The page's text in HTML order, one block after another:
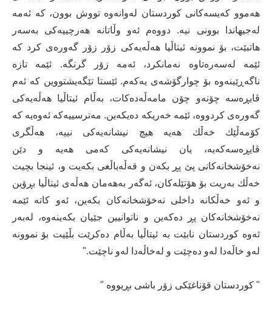
هه‌موو كه‌یسه‌كانی كوردستان له‌وانه‌وه‌ تووش بوون، كه‌ ئه‌مه‌
له‌جیهاندا بوونی نیه‌. دووه‌م ئه‌و وڵاتانه‌ هه‌رچییه‌كی به‌سه‌ر
هاتبێت، بۆ نموونه‌ ئیتاڵیا هه‌ڵه‌یه‌كی زۆر زۆر گه‌وره‌ی كرد كه‌
ئێمه‌ له‌سه‌ره‌تاوه‌ نه‌مانكرد، ئه‌مه‌ زۆر گرنگه‌. ئێمه‌ تازه‌
ناگه‌ڕێینه‌وه‌ بۆ چوارگۆشه‌ی یه‌كه‌م. ئێستا تێگه‌یشتووین كه‌ ئه‌م
ڤایڕه‌سه‌ چۆنه‌و چۆن مامه‌ڵه‌ده‌كات، به‌ڵام ئیتاڵیا هه‌ڵه‌یه‌كی
گه‌وره‌ی كردووه‌، ئێمه‌ خه‌ریكه‌ ده‌یكه‌ین. مه‌ترسییه‌كه‌ ئه‌وه‌یه‌ كه‌
كۆمه‌ڵێك خه‌ڵك هه‌یه‌ هیچ نیشانه‌یه‌كی نییه‌، هه‌ڵگری
ڤایڕه‌سه‌كه‌یه‌، یان نیشانه‌یه‌كی كه‌می هه‌یه‌ و دێن
نه‌خۆشخانه‌كانی پێ پڕ بكه‌ن و قه‌ڵه‌باڵغی بكه‌یت و، ئینجا بچیت
خه‌ڵك به‌ریت بۆ هۆتێله‌كان، ئه‌گه‌ر به‌هه‌مان هه‌ڵه‌ی ئیتاڵیا بڕۆین
و ئه‌و خه‌ڵكانه‌ داخلی نه‌خۆشخانه‌كان بكه‌ین، ئه‌و كاته‌ ئێمه‌
نه‌خۆشخانه‌كان پڕ ده‌كه‌ین و ناتوانیین جێیان بكه‌ینه‌وه‌، له‌به‌ر
ئه‌وه‌ كوردستان نابێت به‌ ئیتاڵیا به‌ڵام ده‌كرێت بڵێیت بۆ نموونه‌
له‌و خاڵه‌دا له‌و ده‌چێت و له‌خاڵه‌دا له‌و ناچێت."
" كوردستان قۆناغێكی زۆر باشی بڕیووه‌ "